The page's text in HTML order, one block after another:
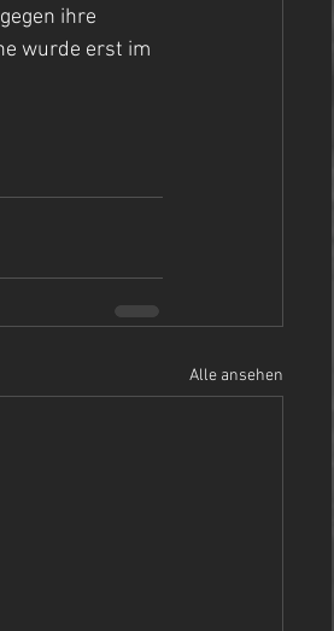
ihre
wurde erst im
Alle ansehen